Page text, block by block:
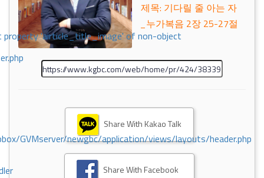
property 'airticle_title_image' of non-object
GVMserver/newgbc/application/views/layouts/header.php
제목: 기다릴 줄 아는 자
_누가복음 2장 25-27절
Share With Kakao Talk
Share With Facebook